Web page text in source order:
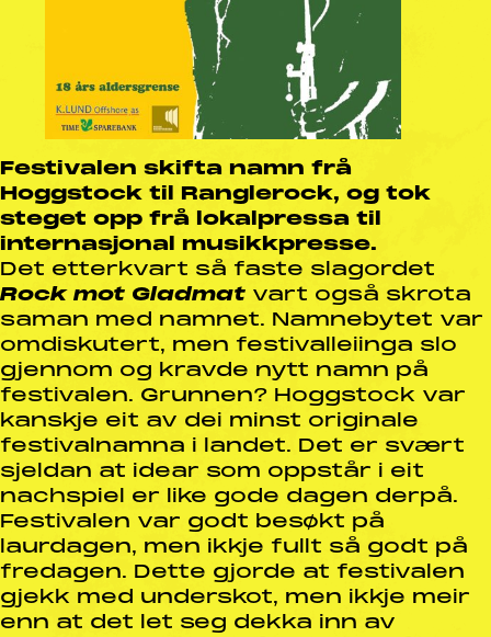
Festivalen skifta namn frå
Hoggstock til Ranglerock, og tok
steget opp frå lokalpressa til
internasjonal musikkpresse.
Det etterkvart så faste slagordet
Rock mot Gladmat vart også skrota
saman med namnet. Namnebytet var
omdiskutert, men festivalleiinga slo
gjennom og kravde nytt namn på
festivalen. Grunnen? Hoggstock var
kanskje eit av dei minst originale
festivalnamna i landet. Det er svært
sjeldan at idear som oppstår i eit
nachspiel er like gode dagen derpå.
Festivalen var godt besøkt på
laurdagen, men ikkje fullt så godt på
fredagen. Dette gjorde at festivalen
gjekk med underskot, men ikkje meir
enn at det let seg dekka inn av